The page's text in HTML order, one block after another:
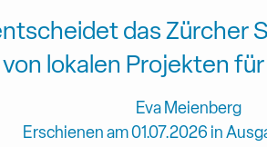
das Zürcher
lokalen Projekten
Eva Meienberg
Erschienen am 01.07.2026 in